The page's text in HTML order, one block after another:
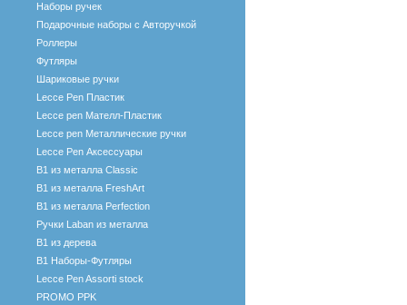
Наборы ручек
Подарочные наборы с Авторучкой
Роллеры
Футляры
Шариковые ручки
Lecce Pen Пластик
Lecce pen Мателл-Пластик
Lecce pen Металлические ручки
Lecce Pen Аксессуары
B1 из металла Classic
B1 из металла FreshArt
B1 из металла Perfection
Ручки Laban из металла
B1 из дерева
B1 Наборы-Футляры
Lecce Pen Assorti stock
PROMO PPK